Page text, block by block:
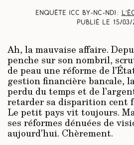
Enquête (CC BY-NC-ND) :
Publié le 15/03/
Ah, la mauvaise affaire.
penche sur son nombril,
de peau une réforme de
gestion financière bancale,
perdu du temps et de
retarder sa disparition cent
Le petit pays vit toujours.
ses réformes dénuées de
aujourd’hui. Chèrement.